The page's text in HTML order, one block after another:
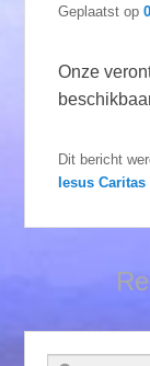
Geplaatst op
Onze
Dit bericht
Iesus Caritas